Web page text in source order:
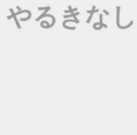
やるきなし